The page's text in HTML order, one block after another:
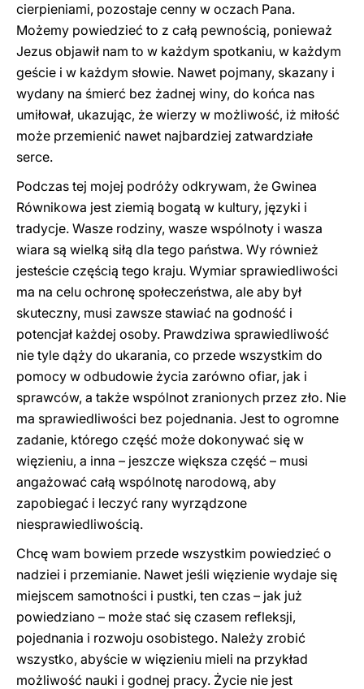
cierpieniami, pozostaje cenny w oczach Pana.
Możemy powiedzieć to z całą pewnością, ponieważ
Jezus objawił nam to w każdym spotkaniu, w każdym
geście i w każdym słowie. Nawet pojmany, skazany i
wydany na śmierć bez żadnej winy, do końca nas
umiłował, ukazując, że wierzy w możliwość, iż miłość
może przemienić nawet najbardziej zatwardziałe
serce.
Podczas tej mojej podróży odkrywam, że Gwinea
Równikowa jest ziemią bogatą w kultury, języki i
tradycje. Wasze rodziny, wasze wspólnoty i wasza
wiara są wielką siłą dla tego państwa. Wy również
jesteście częścią tego kraju. Wymiar sprawiedliwości
ma na celu ochronę społeczeństwa, ale aby był
skuteczny, musi zawsze stawiać na godność i
potencjał każdej osoby. Prawdziwa sprawiedliwość
nie tyle dąży do ukarania, co przede wszystkim do
pomocy w odbudowie życia zarówno ofiar, jak i
sprawców, a także wspólnot zranionych przez zło. Nie
ma sprawiedliwości bez pojednania. Jest to ogromne
zadanie, którego część może dokonywać się w
więzieniu, a inna – jeszcze większa część – musi
angażować całą wspólnotę narodową, aby
zapobiegać i leczyć rany wyrządzone
niesprawiedliwością.
Chcę wam bowiem przede wszystkim powiedzieć o
nadziei i przemianie. Nawet jeśli więzienie wydaje się
miejscem samotności i pustki, ten czas – jak już
powiedziano – może stać się czasem refleksji,
pojednania i rozwoju osobistego. Należy zrobić
wszystko, abyście w więzieniu mieli na przykład
możliwość nauki i godnej pracy. Życie nie jest